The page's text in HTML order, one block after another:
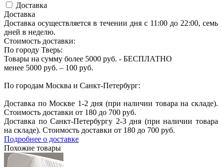
Доставка
Доставка
Доставка осуществляется в течении дня с 11:00 до 22:00, семь
дней в неделю.
Стоимость доставки:
По городу Тверь:
Товары на сумму более 5000 руб. - БЕСПЛАТНО
менее 5000 руб. – 100 руб.
По городам Москва и Санкт-Петербург:
Доставка по Москве 1-2 дня (при наличии товара на складе).
Стоимость доставки от 180 до 700 руб.
Доставка по Санкт-Петербургу 2-3 дня (при наличии товара
на складе). Стоимость доставки от 180 до 700 руб.
Подробнее о доставке
Похожие товары